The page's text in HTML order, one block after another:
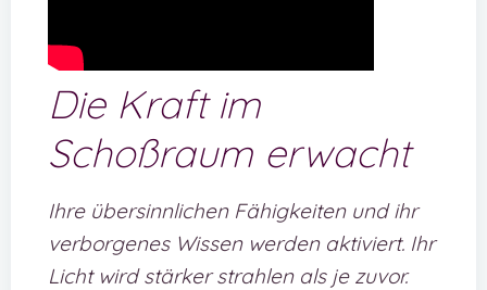
Die Kraft im
Schoßraum erwacht
Ihre übersinnlichen Fähigkeiten und ihr
verborgenes Wissen werden aktiviert. Ihr
Licht wird stärker strahlen als je zuvor.